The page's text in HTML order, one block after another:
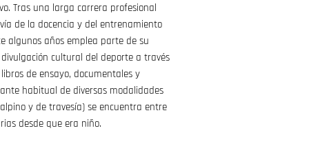
Tras una larga carrera profesional
de la docencia y del entrenamiento
algunos años emplea parte de su
cultural del deporte a través
de ensayo, documentales y
habitual de diversas modalidades
y de travesía) se encuentra entre
desde que era niño.